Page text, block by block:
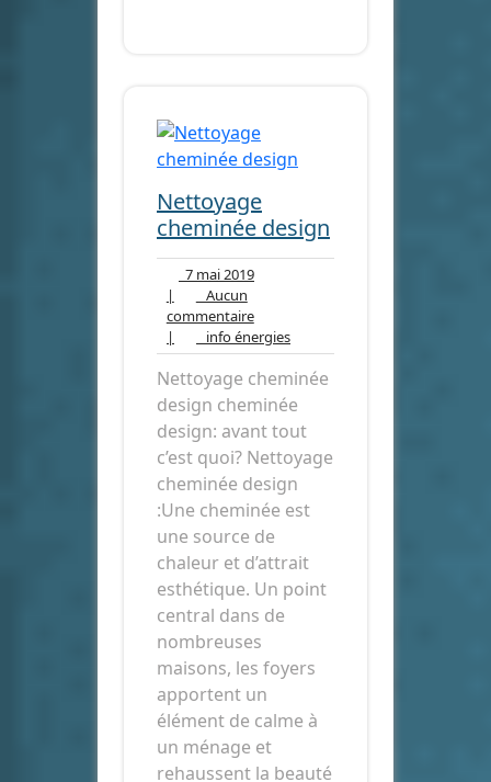
Nettoyage
cheminée design
7 mai 20197
2019
|
Aucun
commentaireAucun
commentaire
| info énergiesinfo
énergies
Nettoyage cheminée
design cheminée
design: avant tout
c’est quoi? Nettoyage
cheminée design
:Une cheminée est
une source de
chaleur et d’attrait
esthétique. Un point
central dans de
nombreuses
maisons, les foyers
apportent un
élément de calme à
un ménage et
rehaussent la beauté